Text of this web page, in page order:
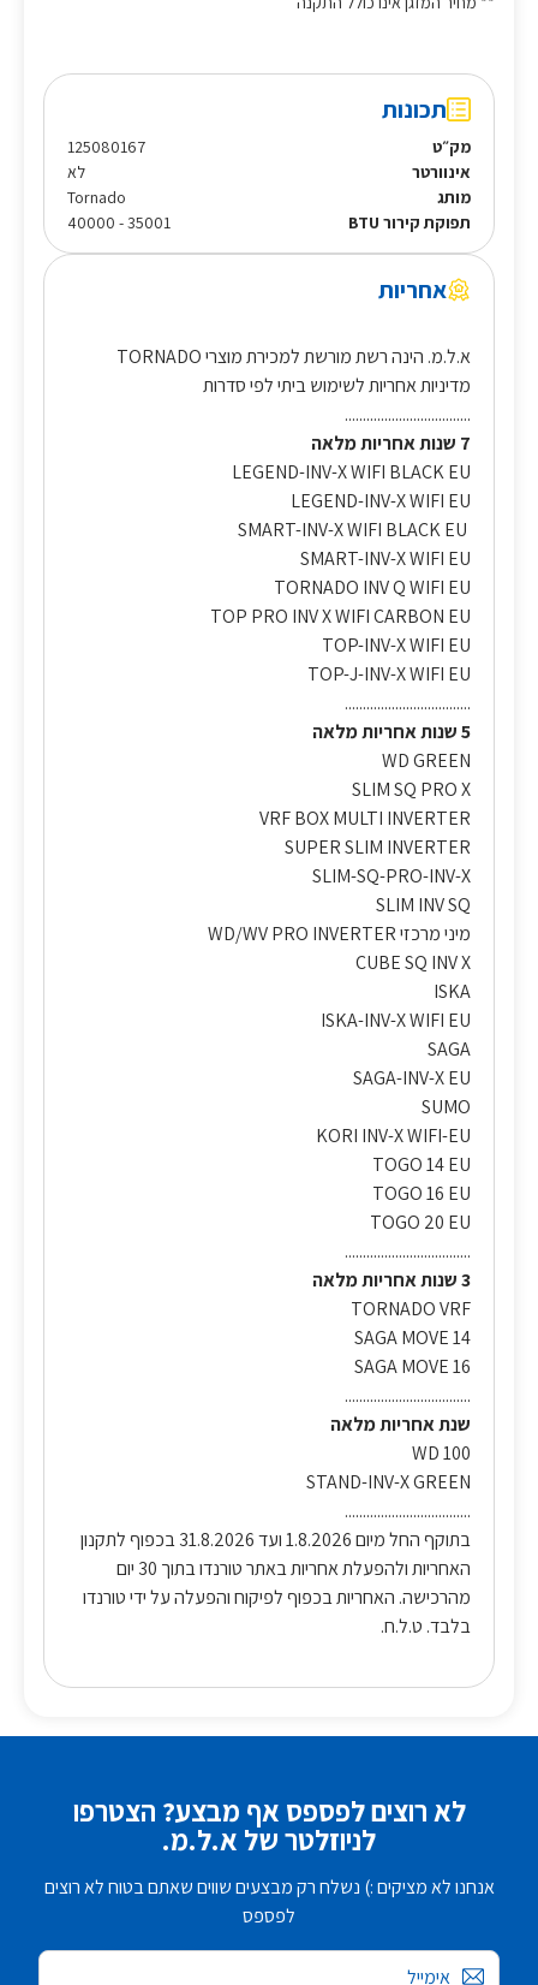
תכונות
מק״ט
125080167
אינוורטר
לא
מותג
Tornado
תפוקת קירור BTU
35001 - 40000
אחריות
א.ל.מ. הינה רשת מורשת למכירת מוצרי TORNADO
מדיניות אחריות לשימוש ביתי לפי סדרות
...................................
7 שנות אחריות מלאה
LEGEND-INV-X WIFI BLACK EU
LEGEND-INV-X WIFI EU
SMART-INV-X WIFI EU
TORNADO INV Q WIFI EU
TOP PRO INV X WIFI CARBON EU
TOP-INV-X WIFI EU
TOP-J-INV-X WIFI EU
...................................
5 שנות אחריות מלאה
WD GREEN
SLIM SQ PRO X
VRF BOX MULTI INVERTER
SUPER SLIM INVERTER
SLIM-SQ-PRO-INV-X
SLIM INV SQ
מיני מרכזי WD/WV PRO INVERTER
CUBE SQ INV X
ISKA
ISKA-INV-X WIFI EU
SAGA
SAGA-INV-X EU
SUMO
KORI INV-X WIFI-EU
TOGO 14 EU
TOGO 16 EU
TOGO 20 EU
...................................
3 שנות אחריות מלאה
TORNADO VRF
SAGA MOVE 14
SAGA MOVE 16
...................................
שנת אחריות מלאה
WD 100
STAND-INV-X GREEN
...................................
בתוקף החל מיום 1.8.2026 ועד 31.8.2026 בכפוף לתקנון
האחריות ולהפעלת אחריות באתר טורנדו בתוך 30 יום
מהרכישה. האחריות בכפוף לפיקוח והפעלה על ידי טורנדו
בלבד. ט.ל.ח.
לא רוצים לפספס אף מבצע? הצטרפו
לניוזלטר של א.ל.מ.
אנחנו לא מציקים :) נשלח רק מבצעים שווים שאתם בטוח לא רוצים
לפספס
אימייל